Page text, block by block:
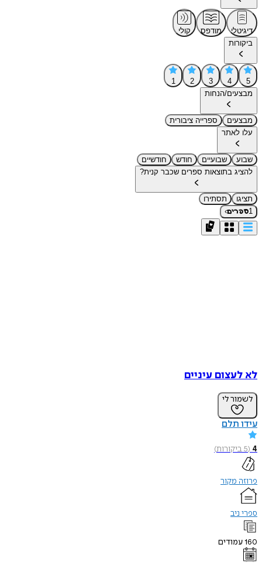
דיגיטלי מודפס
קולי
ביקורות
5
4
3
2
1
מבצעים/הנחות
מבצעים
ספרייה ציבורית
עלו לאתר
שבוע שבועיים חודש
חודשיים
להציג בתוצאות ספרים שכבר קנית?
תציגו
תסתירו
1ספרים›
לא לעצום עיניים
לשמור לי
עידו תלם
4
(
5ביקורות)
פרוזה מקור
ספרי ניב
160עמודים